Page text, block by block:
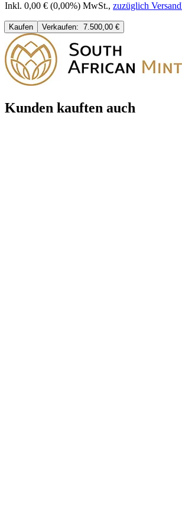
Inkl. 0,00 € (0,00%) MwSt., zuzüglich
Kaufen Verkaufen: 7.500,00 €
Kunden kauften auch